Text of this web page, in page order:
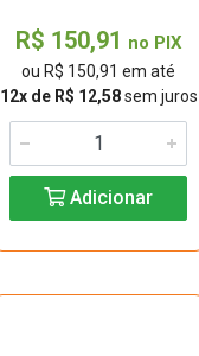
R$ 150,91 no PIX
ou R$ 150,91 em até
12x de R$ 12,58sem juros
Adicionar